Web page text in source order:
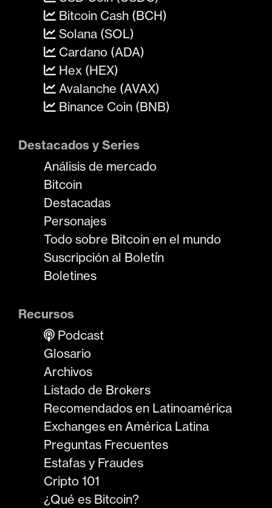
Bitcoin Cash (BCH)
Solana (SOL)
Cardano (ADA)
Hex (HEX)
Avalanche (AVAX)
Binance Coin (BNB)
Destacados y Series
Análisis de mercado
Bitcoin
Destacadas
Personajes
Todo sobre Bitcoin en el mundo
Suscripción al Boletín
Boletines
Recursos
Podcast
Glosario
Archivos
Listado de Brokers
Recomendados en Latinoamérica
Exchanges en América Latina
Preguntas Frecuentes
Estafas y Fraudes
Cripto 101
¿Qué es Bitcoin?